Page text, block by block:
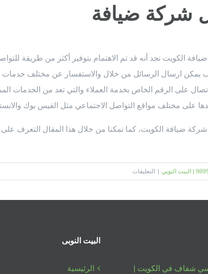
شركة ضيافة
الكويت نجد أنه قد تم الاهتمام بتوفير أكثر من طريقة
يمكن ارسال الرسائل من خلال والاستفسار عن مختلف خدمات
على الرقم الخاص بخدمة العملاء والتي تعد من الخدمات
على مختلف مواقع التواصل الاجتماعي مثل الفيس بوك
ضيافة الكويت، كما تمكنا من خلال هذا المقال التعرف
| التعليقات
خدمة
شفاف في الكويت |
البيت النوبى
الرئيسية